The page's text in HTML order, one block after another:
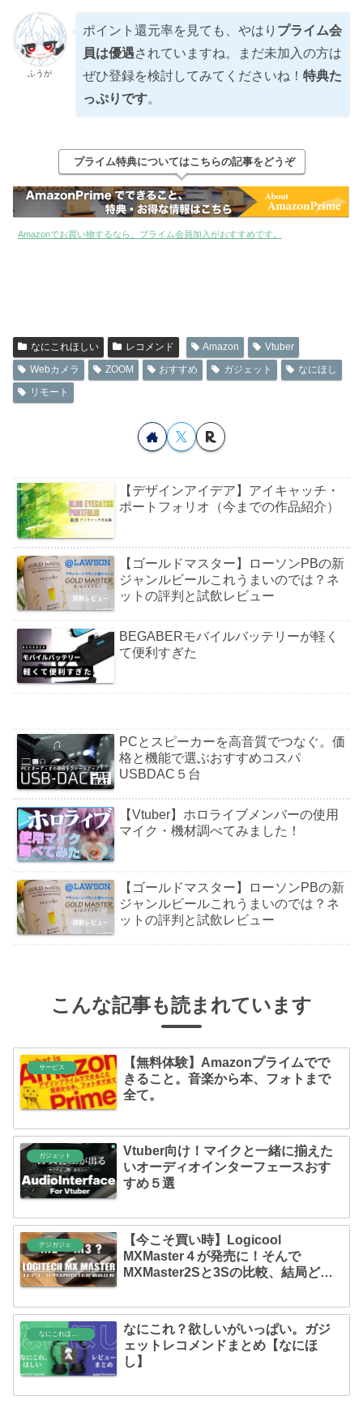
ふうが
ポイント還元率を見ても、やはり プライム会
員は優遇されていますね。まだ未加入の方は
ぜひ登録を検討してみてくださいね！ 特典た
っぷりです。
プライム特典についてはこちらの記事をどうぞ
Amazonでお買い物するなら、プライム会員加入がおすすめです。
なにこれほしい レコメンド Amazon
Vtuber
Webカメラ
ZOOM おすすめ ガジェット
なにほし
リモート
【デザインアイデア】アイキャッチ・
ポートフォリオ（今までの作品紹介）
【ゴールドマスター】ローソンPBの新
ジャンルビールこれうまいのでは？ネ
ットの評判と試飲レビュー
BEGABERモバイルバッテリーが軽く
て便利すぎた
PCとスピーカーを高音質でつなぐ。価
格と機能で選ぶおすすめコスパ
USBDAC５台
【Vtuber】ホロライブメンバーの使用
マイク・機材調べてみました！
【ゴールドマスター】ローソンPBの新
ジャンルビールこれうまいのでは？ネ
ットの評判と試飲レビュー
こんな記事も読まれています
サービス
【無料体験】Amazonプライムでで
きること。音楽から本、フォトまで
全て。
ガジェット
Vtuber向け！マイクと一緒に揃えた
いオーディオインターフェースおす
すめ５選
デジガジェ
【今こそ買い時】Logicool
MXMaster４が発売に！そんで
MXMaster2Sと3Sの比較、結局どっ
なにこれ？欲しいがいっぱい。ガジ
ェットレコメンドまとめ【なにほ
し】